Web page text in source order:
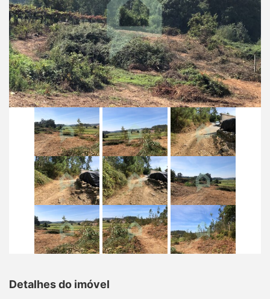
Detalhes do imóvel